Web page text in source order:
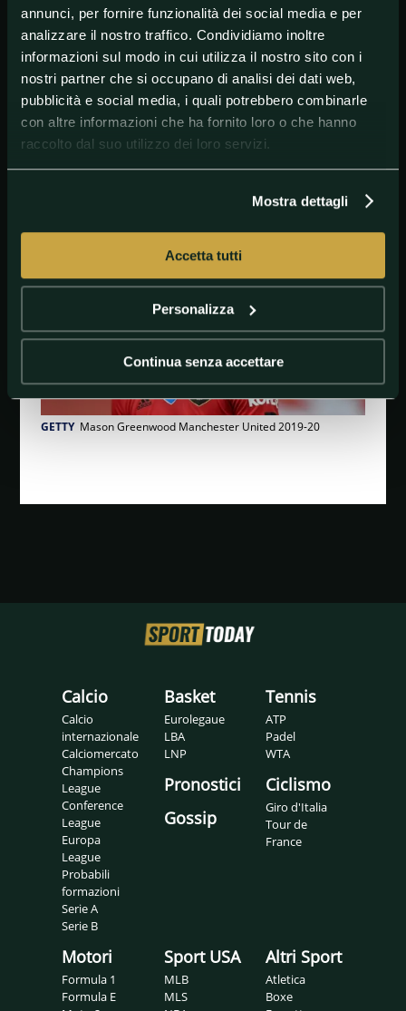
annunci, per fornire funzionalità dei social media e per
analizzare il nostro traffico. Condividiamo inoltre
informazioni sul modo in cui utilizza il nostro sito con i
nostri partner che si occupano di analisi dei dati web,
pubblicità e social media, i quali potrebbero combinarle
con altre informazioni che ha fornito loro o che hanno
raccolto dal suo utilizzo dei loro servizi.
Mostra dettagli
Accetta tutti
Personalizza
Continua senza accettare
Ora la possibilità di guidare il Manchester United
anche in Europa League: per alzare l'asticella ed
essere realmente uno dei nuovi fenomeni del calcio
mondiale.
#Inghilterra
#ManchesterUnited
#ManchesterUnitedvWestHamUnited
#PremierLeague
GETTY Mason Greenwood Manchester United 2019-20
Calcio
Calcio
internazionale
Calciomercato
Champions
League
Conference
League
Europa
League
Probabili
formazioni
Serie A
Serie B
Basket
Eurolegaue
LBA
LNP
Pronostici
Gossip
Tennis
ATP
Padel
WTA
Ciclismo
Giro d'Italia
Tour de
France
Motori
Formula 1
Formula E
Sport USA
MLB
MLS
Altri Sport
Atletica
Boxe